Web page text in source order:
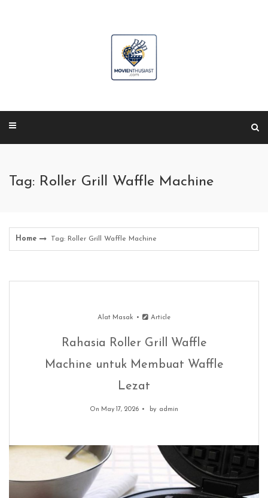
Tag: Roller Grill Waffle Machine
Home Tag: Roller Grill Waffle Machine
Alat Masak Article
Rahasia Roller Grill Waffle
Machine untuk Membuat Waffle
Lezat
On May 17, 2026 by admin